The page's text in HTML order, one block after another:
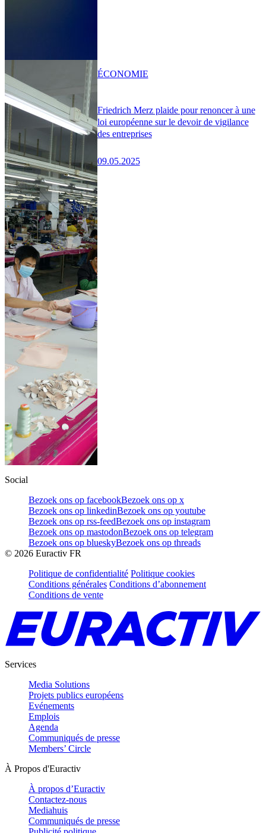
Friedrich Merz plaide pour renoncer à une
loi européenne sur le devoir de vigilance
des entreprises
09.05.2025
ÉCONOMIE
Social
Bezoek ons op facebookBezoek ons op x
Bezoek ons op linkedinBezoek ons op youtube
Bezoek ons op rss-feedBezoek ons op instagram
Bezoek ons op mastodonBezoek ons op telegram
Bezoek ons op blueskyBezoek ons op threads
© 2026 Euractiv FR
Politique de confidentialité Politique cookies
Conditions générales Conditions d’abonnement
Conditions de vente
Services
Media Solutions
Projets publics européens
Evénements
Emplois
Agenda
Communiqués de presse
Members’ Circle
À Propos d'Euractiv
À propos d’Euractiv
Contactez-nous
Mediahuis
Communiqués de presse